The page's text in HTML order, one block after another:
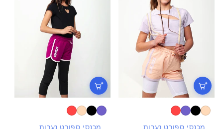
מכנסי ספורט נערות מכנסי ספורט נערות